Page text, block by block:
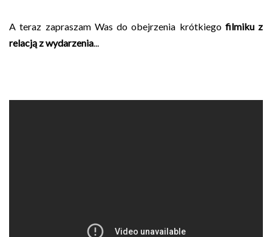
A teraz zapraszam Was do obejrzenia krótkiego filmiku z
relacją z wydarzenia